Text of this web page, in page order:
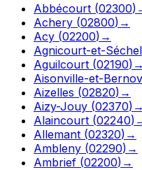
Abbécourt (02300)
Achery (02800) →
Acy (02200) →
Agnicourt-et-
Aguilcourt (02190) →
Aisonville-et-
Aizelles (02820) →
Aizy-Jouy (02370) →
Alaincourt (02240)
Allemant (02320) →
Ambleny (02290) →
Ambrief (02200) →